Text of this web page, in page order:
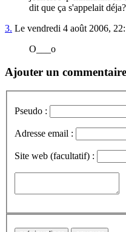
dit que ça s'appelait déja?
3. Le vendredi 4 août 2006,
O___o
Ajouter un commentaire
Pseudo :
Adresse email :
Site web (facultatif) :